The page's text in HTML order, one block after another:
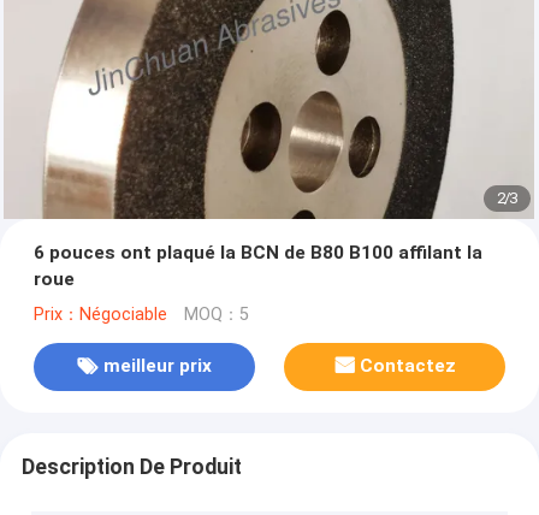
2/3
6 pouces ont plaqué la BCN de B80 B100 affilant la
roue
Prix：Négociable MOQ：5
meilleur prix Contactez
Description De Produit